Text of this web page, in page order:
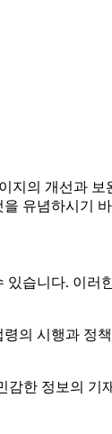
의 개선과
유념하시기
습니다. 이
의 시행과 정
감한 정보의 기